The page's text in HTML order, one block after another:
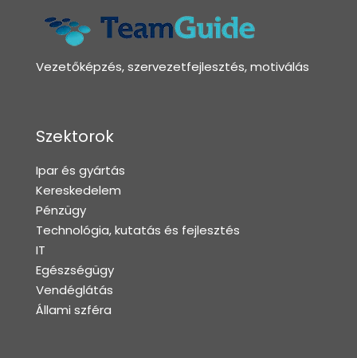
Vezetőképzés, szervezetfejlesztés, motiválás
Szektorok
Ipar és gyártás
Kereskedelem
Pénzügy
Technológia, kutatás és fejlesztés
IT
Egészségügy
Vendéglátás
Állami szféra